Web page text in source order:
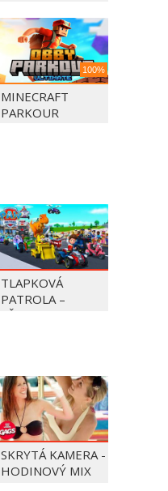
100%
MINECRAFT
PARKOUR
TLAPKOVÁ
PATROLA –
VŠETKY LABKY DO
SKRYTÁ KAMERA -
HODINOVÝ MIX